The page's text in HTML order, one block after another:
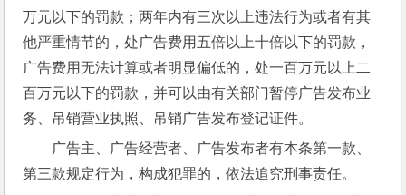
万元以下的罚款；两年内有三次以上违法行为或者有其
他严重情节的，处广告费用五倍以上十倍以下的罚款，
广告费用无法计算或者明显偏低的，处一百万元以上二
百万元以下的罚款，并可以由有关部门暂停广告发布业
务、吊销营业执照、吊销广告发布登记证件。
广告主、广告经营者、广告发布者有本条第一款、
第三款规定行为，构成犯罪的，依法追究刑事责任。